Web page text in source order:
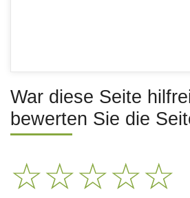
War diese Seite
bewerten Sie die
☆☆☆☆☆